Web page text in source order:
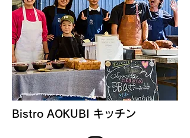
Bistro AOKUBI キッチン